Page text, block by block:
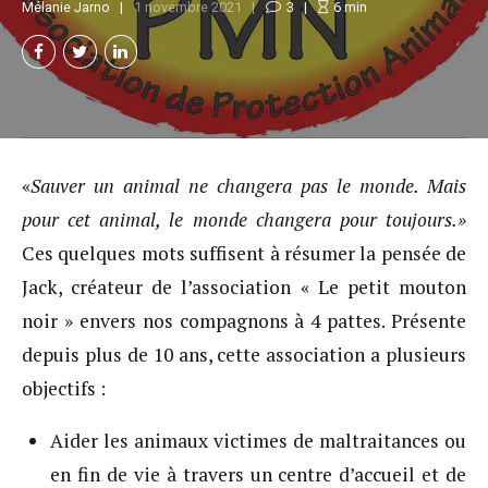
Mélanie Jarno 1 novembre 2021 3 6min
«Sauver un animal ne changera pas le monde. Mais
pour cet animal, le monde changera pour toujours.»
Ces quelques mots suffisent à résumer la pensée de
Jack, créateur de l’association « Le petit mouton
noir » envers nos compagnons à 4 pattes. Présente
depuis plus de 10 ans, cette association a plusieurs
objectifs :
Aider les animaux victimes de maltraitances ou
en fin de vie à travers un centre d’accueil et de